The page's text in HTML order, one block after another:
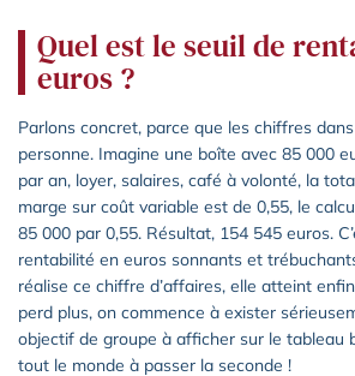
Quel est le seuil de
euros ?
Parlons concret, parce que les chiffres dans
personne. Imagine une boîte avec 85 000
par an, loyer, salaires, café à volonté, la
marge sur coût variable est de 0,55, le
85 000 par 0,55. Résultat, 154 545 euros.
rentabilité en euros sonnants et
réalise ce chiffre d’affaires, elle atteint enfin
perd plus, on commence à exister
objectif de groupe à afficher sur le tableau
tout le monde à passer la seconde !